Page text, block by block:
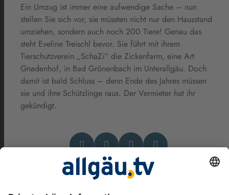
Ein Umzug ist immer eine aufwendige Sache – nun
stellen Sie sich vor, sie müssten nicht nur den Hausstand
umziehen, sondern auch noch 200 Tiere! Genau das
steht Eveline Treischl bevor. Sie führt mit ihrem
Tierschutzverein „SchaZi“ die Zickenfarm, eine Art
Gnadenhof, in Bad Grönenbach im Unterallgäu. Doch
damit ist bald Schluss – denn Ende des Jahres müssen
sie und ihre Schützlinge raus. Der Vermieter hat ihr
gekündigt.